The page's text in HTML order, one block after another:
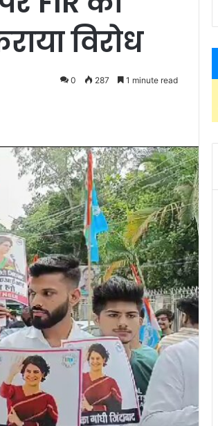
विरोध
0 287 1 minute read